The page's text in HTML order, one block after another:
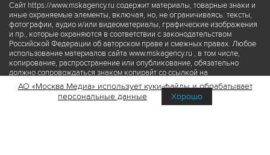
Сайт https://www.mskagency.ru содержит материалы, товарные знаки и
иные охраняемые элементы, включая, но, не ограничиваясь: тексты,
фотографии, аудио и/или видеоматериалы, графические изображения
и пр., которые охраняются в соответствии с законодательством
Российской Федерации об авторском праве и смежных правах. Любое
использование материалов сайта www.mskagency.ru , в том числе,
копирование, распространение или опубликование, обязательно
должно сопровождаться знаком копирайт со ссылкой на
правообладателя © АО «Москва Медиа», а также гиперссылкой на сайт
www.mskagency.ru как на первоисточник информации. Переработка
материалов сайта www.mskagency.ru не допускается.
АО «Москва Медиа» использует куки-файлы и обрабатывает
персональные данные
Хорошо